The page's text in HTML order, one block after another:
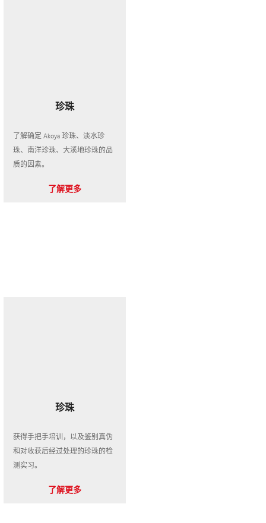
珍珠
了解确定 Akoya 珍珠、淡水珍
珠、南洋珍珠、大溪地珍珠的品
质的因素。
了解更多
珍珠
获得手把手培训，以及鉴别真伪
和对收获后经过处理的珍珠的检
测实习。
了解更多